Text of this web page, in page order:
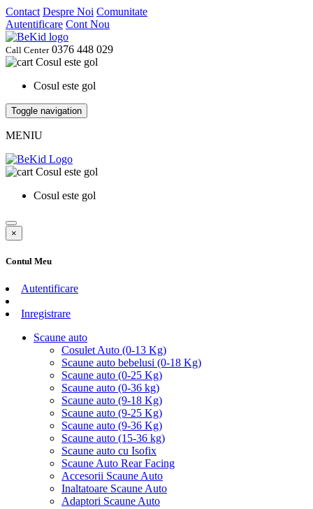
Contact Despre Noi Comunitate
Autentificare Cont Nou
Call Center0376 448 029
Cosul este gol
Cosul este gol
Toggle navigation
MENIU
Cosul este gol
Cosul este gol
×
Contul Meu
Autentificare
Inregistrare
Scaune auto
Cosulet Auto (0-13 Kg)
Scaune auto bebelusi (0-18 Kg)
Scaune auto (0-25 Kg)
Scaune auto (0-36 kg)
Scaune auto (9-18 Kg)
Scaune auto (9-25 Kg)
Scaune auto (9-36 Kg)
Scaune auto (15-36 kg)
Scaune auto cu Isofix
Scaune Auto Rear Facing
Accesorii Scaune Auto
Inaltatoare Scaune Auto
Adaptori Scaune Auto